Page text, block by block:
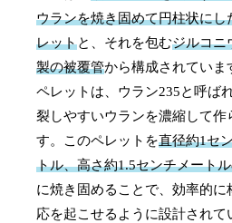
ウランを焼き固めて円柱状にし
レットと、それを包むジルコニ
製の被覆管から構成されていま
ペレットは、ウラン235と呼ば
裂しやすいウランを濃縮して作
す。このペレットを直径約1セ
トル、高さ約1.5センチメート
に焼き固めることで、効率的に
応を起こせるように設計されて